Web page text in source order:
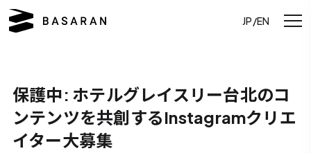
JP/EN
保護中: ホテルグレイスリー台北のコ
ンテンツを共創するInstagramクリエ
イター大募集